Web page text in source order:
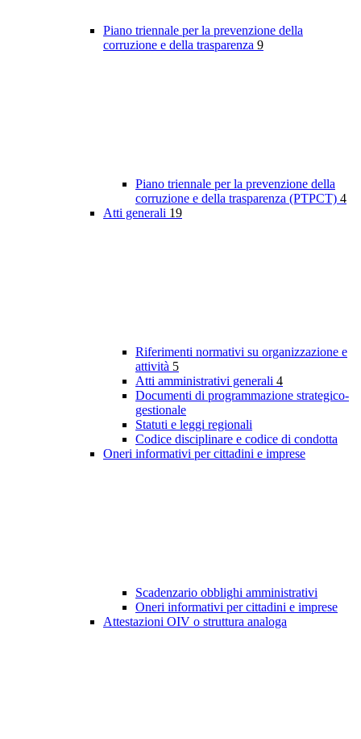
Piano triennale per la prevenzione della
corruzione e della trasparenza 9
Piano triennale per la prevenzione della
corruzione e della trasparenza (PTPCT) 4
Atti generali 19
Riferimenti normativi su organizzazione e
attività 5
Atti amministrativi generali 4
Documenti di programmazione strategico-
gestionale
Statuti e leggi regionali
Codice disciplinare e codice di condotta
Oneri informativi per cittadini e imprese
Scadenzario obblighi amministrativi
Oneri informativi per cittadini e imprese
Attestazioni OIV o struttura analoga